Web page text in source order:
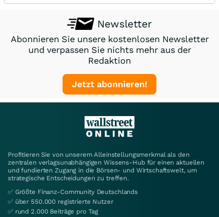
Newsletter
Abonnieren Sie unsere kostenlosen Newsletter
und verpassen Sie nichts mehr aus der
Redaktion
Jetzt abonnieren!
Profitieren Sie von unserem Alleinstellungsmerkmal als den
zentralen verlagsunabhängigen Wissens-Hub für einen aktuellen
und fundierten Zugang in die Börsen- und Wirtschaftswelt, um
strategische Entscheidungen zu treffen.
✅ Größte Finanz-Community Deutschlands
✅ über 550.000 registrierte Nutzer
✅ rund 2.000 Beiträge pro Tag